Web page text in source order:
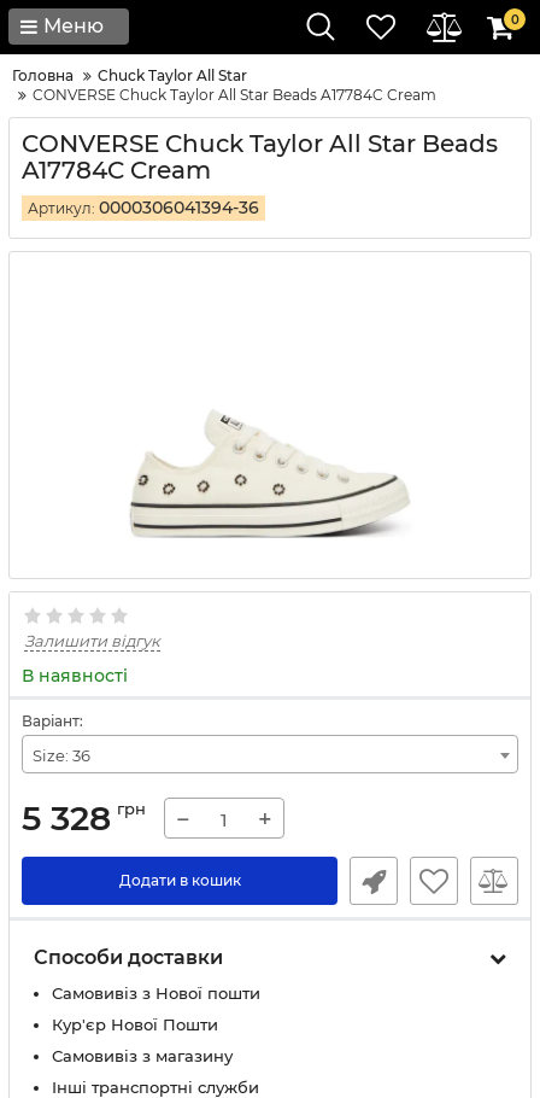
Меню 0
Головна
Chuck Taylor All Star
CONVERSE Chuck Taylor All Star Beads A17784C Cream
CONVERSE Chuck Taylor All Star Beads
A17784C Cream
Артикул: 0000306041394-36
Залишити відгук
В наявності
Варіант:
Size: 36
5 328 грн − +
Додати в кошик
Способи доставки
Самовивіз з Нової пошти
Кур'єр Нової Пошти
Самовивіз з магазину
Інші транспортні служби